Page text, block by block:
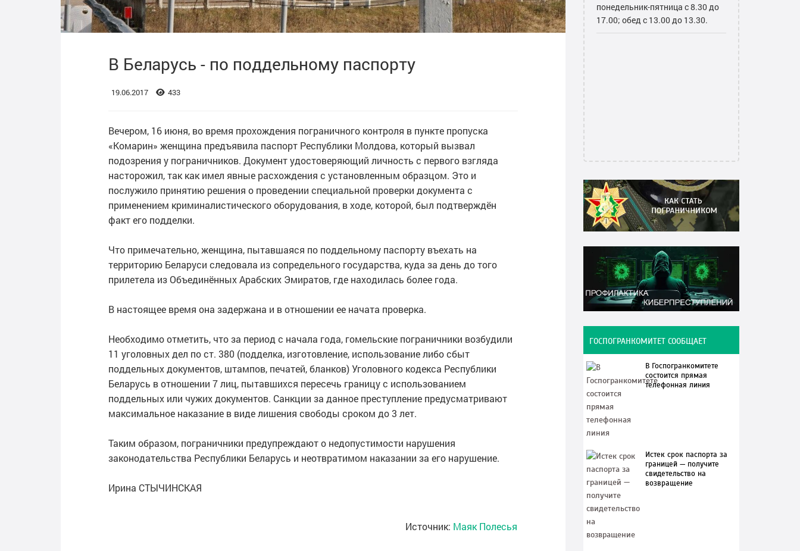
В Беларусь - по поддельному паспорту
19.06.2017 433
Вечером, 16 июня, во время прохождения пограничного контроля в пункте пропуска
«Комарин» женщина предъявила паспорт Республики Молдова, который вызвал
подозрения у пограничников. Документ удостоверяющий личность с первого взгляда
насторожил, так как имел явные расхождения с установленным образцом. Это и
послужило принятию решения о проведении специальной проверки документа с
применением криминалистического оборудования, в ходе, которой, был подтверждён
факт его подделки.
Что примечательно, женщина, пытавшаяся по поддельному паспорту въехать на
территорию Беларуси следовала из сопредельного государства, куда за день до того
прилетела из Объединённых Арабских Эмиратов, где находилась более года.
В настоящее время она задержана и в отношении ее начата проверка.
Необходимо отметить, что за период с начала года, гомельские пограничники возбудили
11 уголовных дел по ст. 380 (подделка, изготовление, использование либо сбыт
поддельных документов, штампов, печатей, бланков) Уголовного кодекса Республики
Беларусь в отношении 7 лиц, пытавшихся пересечь границу с использованием
поддельных или чужих документов. Санкции за данное преступление предусматривают
максимальное наказание в виде лишения свободы сроком до 3 лет.
Таким образом, пограничники предупреждают о недопустимости нарушения
законодательства Республики Беларусь и неотвратимом наказании за его нарушение.
Ирина СТЫЧИНСКАЯ
Источник: Маяк Полесья
понедельник-пятница с 8.30 до
17.00; обед с 13.00 до 13.30.
ГОСПОГРАНКОМИТЕТ СООБЩАЕТ
В Госпогранкомитете
состоится прямая
телефонная линия
Истек срок паспорта за
границей — получите
свидетельство на
возвращение